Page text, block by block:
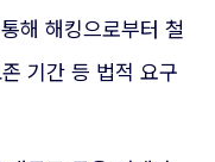
해 해킹으로부터 철
기간 등 법적 요구